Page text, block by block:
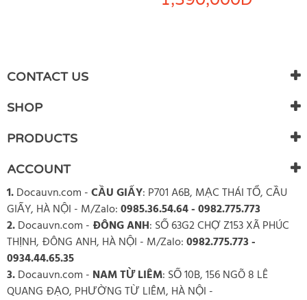
CONTACT US
SHOP
PRODUCTS
ACCOUNT
1.Docauvn.com -CẦU GIẤY: P701 A6B, MẠC THÁI TỔ, CẦU
GIẤY, HÀ NỘI - M/Zalo:0985.36.54.64 - 0982.775.773
2.Docauvn.com - ĐÔNG ANH: SỐ 63G2 CHỢ Z153 XÃ PHÚC
THỊNH, ĐÔNG ANH, HÀ NỘI - M/Zalo:0982.775.773 -
0934.44.65.35
3.Docauvn.com - NAM TỪ LIÊM: SỐ 10B, 156 NGÕ 8 LÊ
QUANG ĐẠO, PHƯỜNG TỪ LIÊM, HÀ NỘI -